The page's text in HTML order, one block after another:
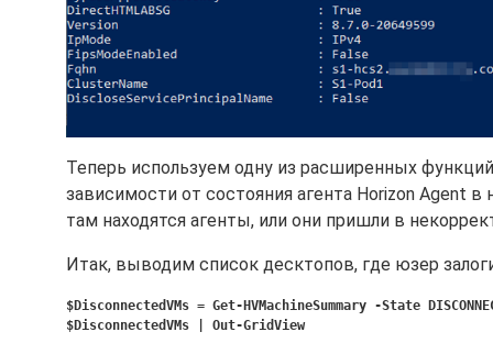
Теперь используем одну из расширенных
зависимости от состояния агента Horizon Agent
там находятся агенты, или они пришли в
Итак, выводим список десктопов, где юзер
$DisconnectedVMs = Get-HVMachineSummary -State
$DisconnectedVMs | Out-GridView